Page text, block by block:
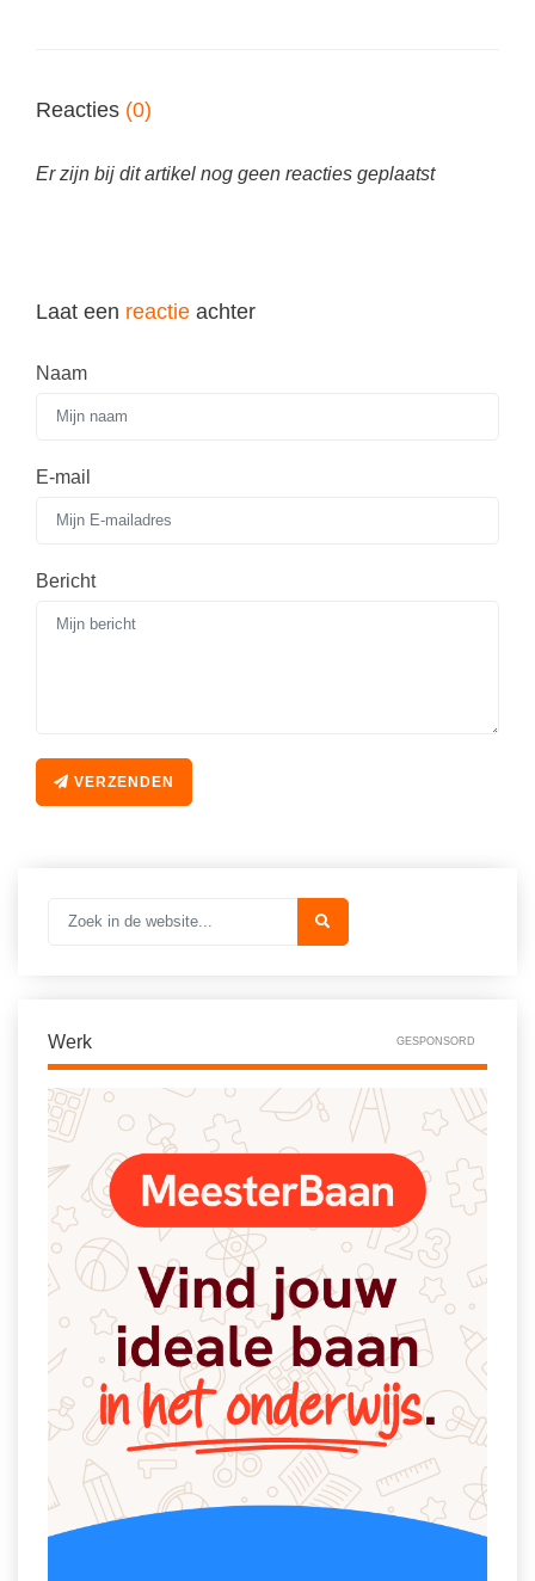
Verzorging
THEMA'S
Duurzaamheid
Kinderboekenweek
Kleurplaten
Onderwijsprijs
Seizoenen
Spelletjes
Sprookjes
Startpagina onderwijs
Tweede Wereldoorlog
Biologie
Geld PO
Sociale vaardigheden
Vakoverstijgend
Vrijeschoolonderwijs
Afscheidstekst collega
Studieschuld & Hypotheek
Middelbare school niveaus
Studenten laptop
Docentenplein nieuwsbrief
Nieuwsbrief archief
Onderwijs CV
Schoolvakanties
Huiswerkbegeleiding
Huiswerkbegeleider zoeken
Huiswerkbegeleider worden
Reacties (0)
Er zijn bij dit artikel nog geen reacties geplaatst
Laat een reactie achter
Naam
E-mail
Bericht
VERZENDEN
Werk GESPONSORD